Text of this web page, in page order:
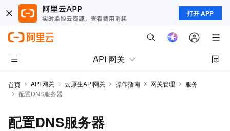
打开 APP
API 网关
首页 API 网关 云原生API网关 操作指南 网关管理
服务
配置DNS服务器
配置DNS服务器